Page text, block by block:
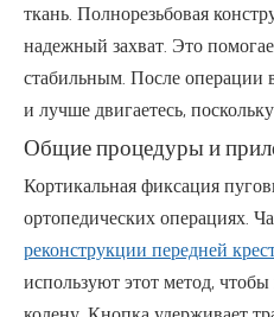
ткань. Полнорезьбовая
надежный захват. Это
стабильным. После операции
и лучше двигаетесь,
Общие процедуры и
Кортикальная фиксация
ортопедических операциях.
реконструкции передней
используют этот метод,